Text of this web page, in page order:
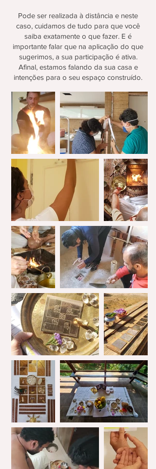
Pode ser realizada à distância e neste
caso, cuidamos de tudo para que você
saiba exatamente o que fazer. E é
importante falar que na aplicação do que
sugerimos, a sua participação é ativa.
Afinal, estamos falando da sua casa e
intenções para o seu espaço construído.